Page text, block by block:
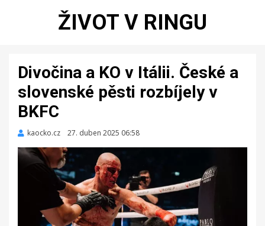
ŽIVOT V RINGU
Divočina a KO v Itálii. České a
slovenské pěsti rozbíjely v
BKFC
kaocko.cz
Zveřejněno
27. duben 2025 06:58